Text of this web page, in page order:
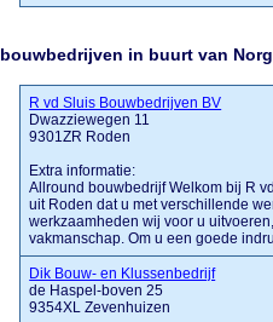
bouwbedrijven in buurt van Norg
R vd Sluis Bouwbedrijven BV
Dwazziewegen 11
9301ZR Roden
Extra informatie:
Allround bouwbedrijf Welkom bij R
uit Roden dat u met verschillende
werkzaamheden wij voor u
vakmanschap. Om u een goede
Dik Bouw- en Klussenbedrijf
de Haspel-boven 25
9354XL Zevenhuizen